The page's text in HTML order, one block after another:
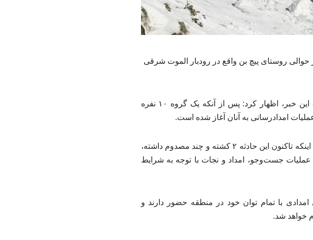
احمر استان قزوین از جان باختن ۲ دره نورد در حوالی روستای پیچ بن واقع در رودبار الموت شرقی
به گزارش نخستین کنگره گیاه دارو،حبیب درگاهی در تشریح جزییات این خبر، اظهار کرد: پس از آنکه یک گروه ۱۰ نفره
امدادرسانی به آنان آغاز شده است.
ایرنا د خبری نوشت:مدیرعامل جمعیت هلال احمر استان قزوین با بیان اینکه تاکنون این حادثه ۲ کشته و چند مصدوم داشته،
جست‌وجو، امداد و نجات با توجه به شرایط
با تمام توان خود در منطقه حضور دارند و
خواهد شد.